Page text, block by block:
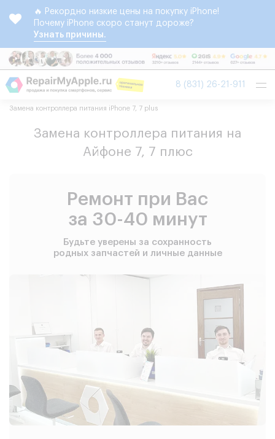
🔥 Рекордно низкие цены на покупку iPhone!
Почему iPhone скоро станут дороже?
Узнать причины.
8 (831) 26-21-911
Замена контроллера питания iPhone 7, 7 plus
Замена контроллера питания на
Айфоне 7, 7 плюс
Ремонт при Вас
за 30-40 минут
Будьте уверены за сохранность
родных запчастей и личные данные